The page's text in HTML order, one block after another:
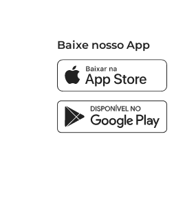
Baixe nosso App